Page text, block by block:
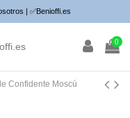
| ✅Benioffi.es
0
Confidente Moscú